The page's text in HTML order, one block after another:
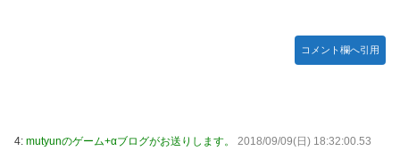
【デレマス】 810プロエアコン騒動【ぷちかれシリーズ】
「創刻のファイアホイール」+埋めネタ「ファイアホイール
コメント欄へ引用
4: mutyunのゲーム+αブログがお送りします。
2018/09/09(日) 18:32:00.53